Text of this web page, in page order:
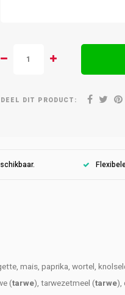
DEEL DIT PRODUCT:
mais, paprika, wortel,
(tarwe), tarwezetmeel (tarwe),